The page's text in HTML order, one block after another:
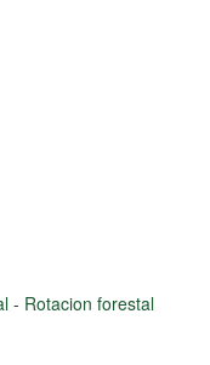
- Rotacion forestal